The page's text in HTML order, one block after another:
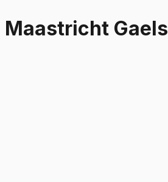
Maastricht Gaels